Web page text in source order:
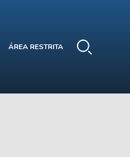
ÁREA RESTRITA